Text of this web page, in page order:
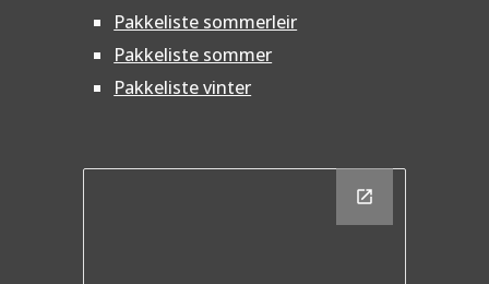
Pakkeliste sommerleir
Pakkeliste sommer
Pakkeliste vinter